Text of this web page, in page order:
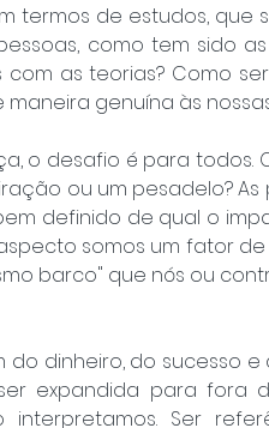
termos de estudos, que
como tem sido
as teorias? Como
genuína às
o desafio é para todos.
ou um pesadelo?
definido de qual o
somos um fator
barco" que nós ou
do dinheiro, do sucesso
expandida para fora
Ser